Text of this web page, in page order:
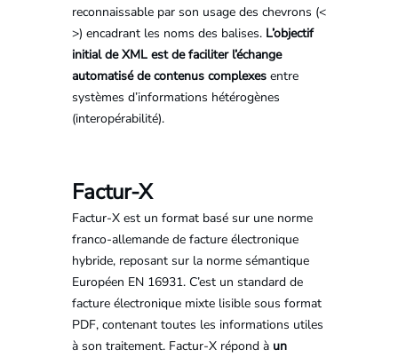
reconnaissable par son usage des chevrons (<
>) encadrant les noms des balises. L’objectif
initial de XML est de faciliter l’échange
automatisé de contenus complexesentre
systèmes d’informations hétérogènes
(interopérabilité).
Factur-X
Factur-X est un format basé sur une norme
franco-allemande de facture électronique
hybride, reposant sur la norme sémantique
Européen EN 16931. C’est un standard de
facture électronique mixte lisible sous format
PDF, contenant toutes les informations utiles
à son traitement. Factur-X répond à un